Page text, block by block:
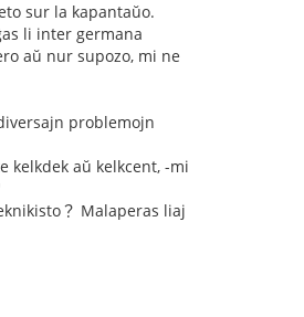
sur la kapantaŭo.
li inter germana
aŭ nur supozo, mi ne
problemojn
kelkdek aŭ kelkcent, -mi
？ Malaperas liaj